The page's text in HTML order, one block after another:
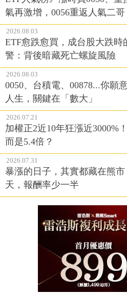
氣再激增，0056重返人氣二哥
2026.08.03
ETF愈跌愈買，成台股大跌
警：背後暗藏死亡螺旋風險
2026.08.03
0050、台積電、00878...你願
人生，關鍵在「數大」
2026.07.21
加權正2近10年狂漲近3000%
而是5.4倍？
2026.07.31
暴漲的日子，其實都藏在熊
天，報酬率少一半